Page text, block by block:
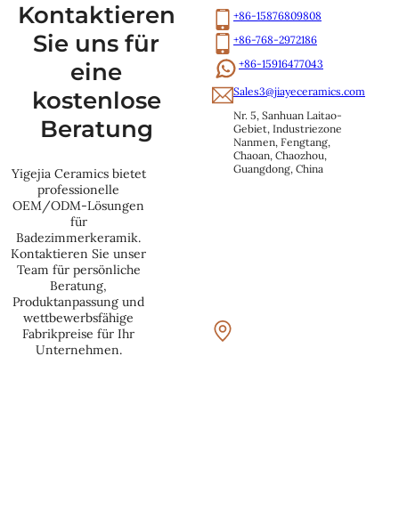
Kontaktieren
Sie uns für
eine
kostenlose
Beratung
Yigejia Ceramics bietet
professionelle
OEM/ODM-Lösungen
für
Badezimmerkeramik.
Kontaktieren Sie unser
Team für persönliche
Beratung,
Produktanpassung und
wettbewerbsfähige
Fabrikpreise für Ihr
Unternehmen.
+86-15876809808
+86-768-2972186
+86-15916477043
Sales3@jiayeceramics.com
Nr. 5, Sanhuan Laitao-
Gebiet, Industriezone
Nanmen, Fengtang,
Chaoan, Chaozhou,
Guangdong, China